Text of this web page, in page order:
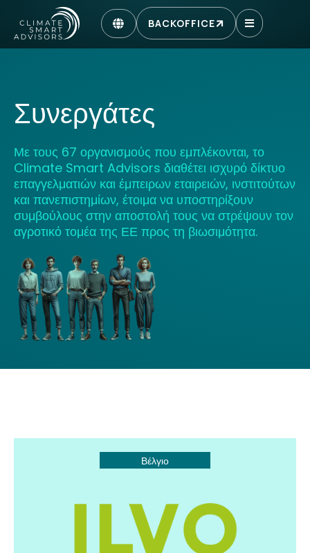
BACKOFFICE
Συνεργάτες
Με τους 67 οργανισμούς που εμπλέκονται, το
Climate Smart Advisors διαθέτει ισχυρό δίκτυο
επαγγελματιών και έμπειρων εταιρειών, ινστιτούτων
και πανεπιστημίων, έτοιμα να υποστηρίξουν
συμβούλους στην αποστολή τους να στρέψουν τον
αγροτικό τομέα της ΕΕ προς τη βιωσιμότητα.
Βέλγιο